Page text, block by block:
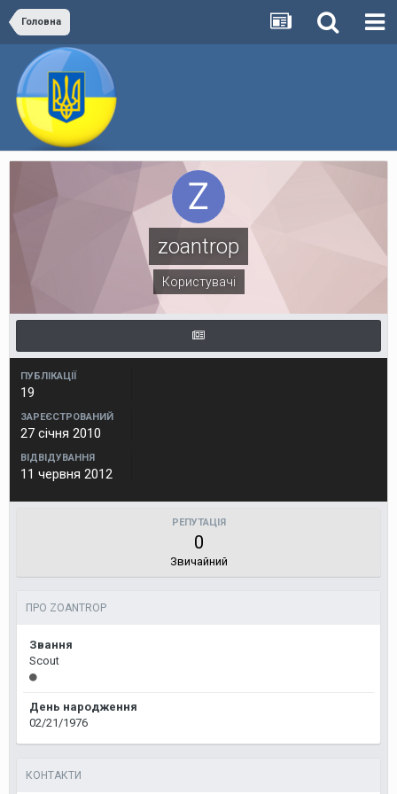
Головна
zoantrop
Користувачі
ПУБЛІКАЦІЇ
19
ЗАРЕЄСТРОВАНИЙ
27 січня 2010
ВІДВІДУВАННЯ
11 червня 2012
РЕПУТАЦІЯ
0
Звичайний
ПРО ZOANTROP
Звання
Scout
День народження
02/21/1976
КОНТАКТИ